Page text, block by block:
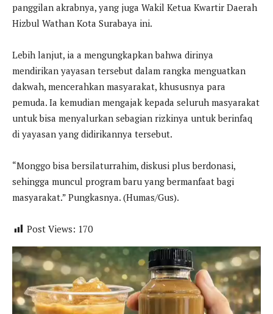
panggilan akrabnya, yang juga Wakil Ketua Kwartir Daerah
Hizbul Wathan Kota Surabaya ini.
Lebih lanjut, ia a mengungkapkan bahwa dirinya
mendirikan yayasan tersebut dalam rangka menguatkan
dakwah, mencerahkan masyarakat, khususnya para
pemuda. Ia kemudian mengajak kepada seluruh masyarakat
untuk bisa menyalurkan sebagian rizkinya untuk berinfaq
di yayasan yang didirikannya tersebut.
“Monggo bisa bersilaturrahim, diskusi plus berdonasi,
sehingga muncul program baru yang bermanfaat bagi
masyarakat.” Pungkasnya. (Humas/Gus).
Post Views: 170